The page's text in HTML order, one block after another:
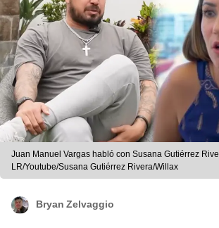
Juan Manuel Vargas habló con Susana Gutiérrez
LR/Youtube/Susana Gutiérrez Rivera/Willax
Bryan Zelvaggio